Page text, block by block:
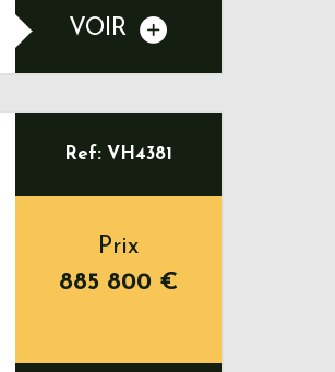
VOIR
Ref: VH4381
Prix
885 800 €